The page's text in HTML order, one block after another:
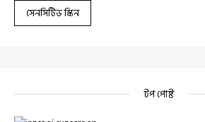
সেনসিটিভ স্কিন
টপ পোষ্ট